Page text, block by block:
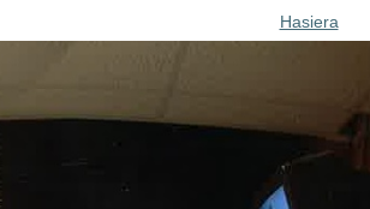
Hasiera